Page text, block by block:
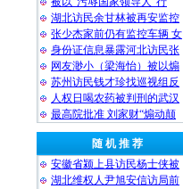
湖北访民余甘林被再安监控
张少杰家前仍有监控车辆 女
身份证信息暴露河北访民张
网友渺小（梁海怡）被以煽
苏州访民钱才珍找巡视组反
人权日喝农药被判刑的武汉
最高院批准 刘家财“煽动颠
随 机 推 荐
安徽省颍上县访民杨士侠被
湖北维权人尹旭安信访局前